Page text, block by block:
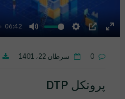
06:42
Mute Settings
PIP
0 سرطان 22، 1401
پروتکل DTP